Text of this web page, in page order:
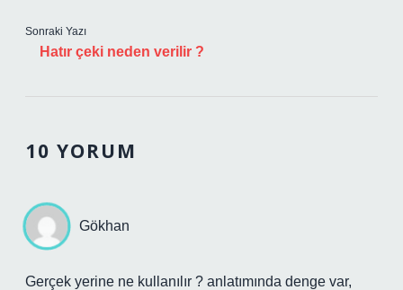
Sonraki Yazı
Hatır çeki neden verilir ?
10 YORUM
Gökhan
Gerçek yerine ne kullanılır ? anlatımında denge var,